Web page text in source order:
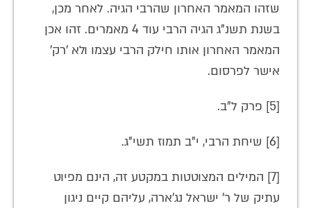
שזהו המאמר האחרון שהרבי הגיה. לאחר מכן,
בשנת תשנ"ג הגיה הרבי עוד 4 מאמרים. זהו אכן
המאמר האחרון אותו חילק הרבי עצמו ולא 'רק'
אישר לפרסום.
[5] פרק ל"ב.
[6] שיחת הרבי, י"ב תמוז תשי"ג.
[7] המילים המצוטטות במקטע זה, הינם מפיוט
עתיק של ר' ישראל נג'ארה, עליהם קיים ניגון